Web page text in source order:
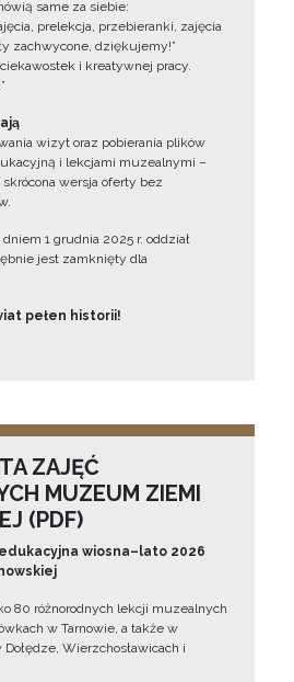
same za siebie:
prelekcja, przebieranki, zajęcia
zachwycone, dziękujemy!”
ciekawostek i kreatywnej pracy.
wizyt oraz pobierania plików
i lekcjami muzealnymi –
wersja oferty bez
1 grudnia 2025 r. oddział
jest zamknięty dla
pełen historii!
ZAJĘĆ
MUZEUM ZIEMI
(PDF)
wiosna–lato 2026
80 różnorodnych lekcji muzealnych
w Tarnowie, a także w
Wierzchosławicach i